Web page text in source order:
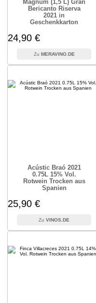
Magnum (1,5 L) Gran
Bericanto Riserva
2021 in
Geschenkkarton
24,90 €
MERAVINO.DE
Acústic Braó 2021
0.75L 15% Vol.
Rotwein Trocken aus
Spanien
25,90 €
VINOS.DE